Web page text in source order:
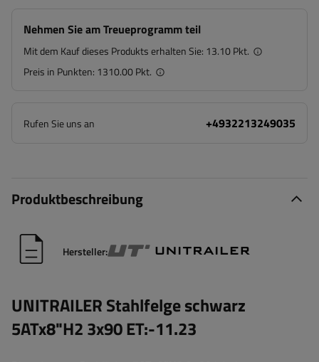
Nehmen Sie am Treueprogramm teil
Mit dem Kauf dieses Produkts erhalten Sie: 13.10 Pkt.
Preis in Punkten: 1310.00 Pkt.
Rufen Sie uns an +4932213249035
Produktbeschreibung
Hersteller:
UNITRAILER Stahlfelge schwarz
5ATx8"H2 3x90 ET:-11.23